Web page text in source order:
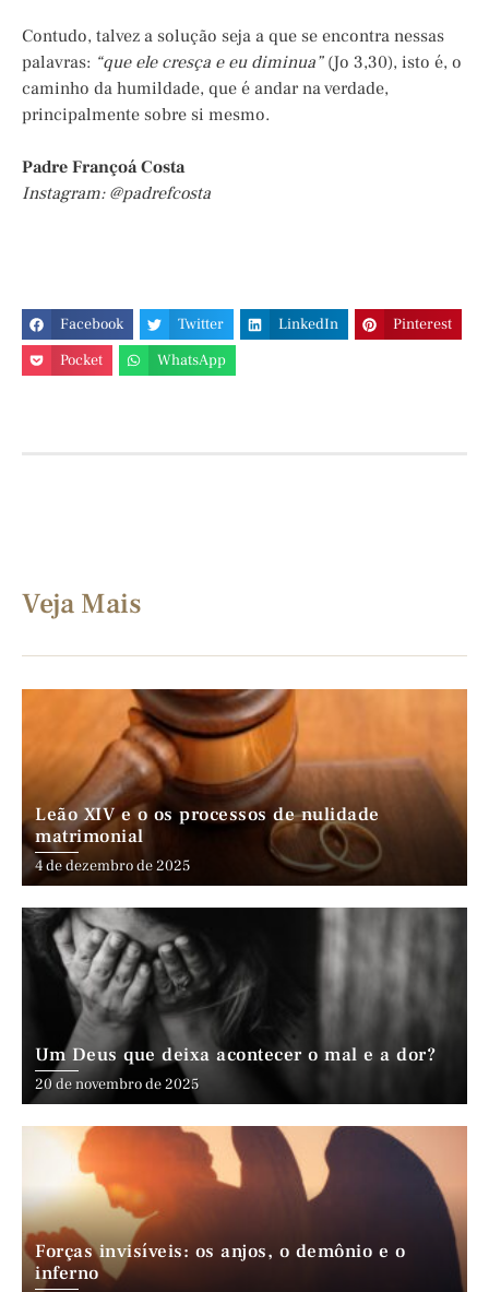
Contudo, talvez a solução seja a que se encontra nessas
palavras: “que ele cresça e eu diminua” (Jo 3,30), isto é, o
caminho da humildade, que é andar na verdade,
principalmente sobre si mesmo.
Padre Françoá Costa
Instagram: @padrefcosta
Facebook Twitter LinkedIn
Pinterest
Pocket
WhatsApp
Veja Mais
Leão XIV e o os processos de nulidade
matrimonial
4 de dezembro de 2025
Um Deus que deixa acontecer o mal e a dor?
20 de novembro de 2025
Forças invisíveis: os anjos, o demônio e o
inferno